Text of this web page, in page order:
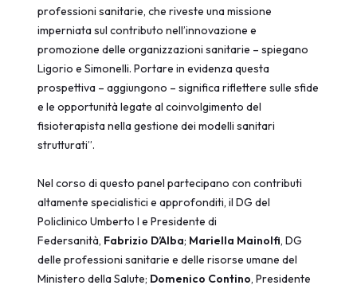
professioni sanitarie, che riveste una missione
imperniata sul contributo nell’innovazione e
promozione delle organizzazioni sanitarie – spiegano
Ligorio e Simonelli. Portare in evidenza questa
prospettiva – aggiungono – significa riflettere sulle sfide
e le opportunità legate al coinvolgimento del
fisioterapista nella gestione dei modelli sanitari
strutturati”.
Nel corso di questo panel partecipano con contributi
altamente specialistici e approfonditi, il DG del
Policlinico Umberto I e Presidente di
Federsanità, Fabrizio D’Alba; Mariella Mainolfi, DG
delle professioni sanitarie e delle risorse umane del
Ministero della Salute; Domenico Contino, Presidente